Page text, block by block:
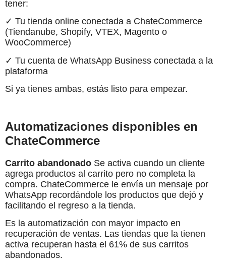
tener:
✓ Tu tienda online conectada a ChateCommerce
(Tiendanube, Shopify, VTEX, Magento o
WooCommerce)
✓ Tu cuenta de WhatsApp Business conectada a la
plataforma
Si ya tienes ambas, estás listo para empezar.
Automatizaciones disponibles en
ChateCommerce
Carrito abandonado Se activa cuando un cliente
agrega productos al carrito pero no completa la
compra. ChateCommerce le envía un mensaje por
WhatsApp recordándole los productos que dejó y
facilitando el regreso a la tienda.
Es la automatización con mayor impacto en
recuperación de ventas. Las tiendas que la tienen
activa recuperan hasta el 61% de sus carritos
abandonados.